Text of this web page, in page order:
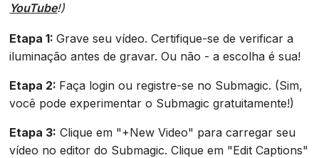
YouTube!)‍
Etapa 1:Grave seu vídeo. Certifique-se de verificar a
iluminação antes de gravar. Ou não - a escolha é sua!
Etapa 2: Faça login ou registre-se no Submagic. (Sim,
você pode experimentar o Submagic gratuitamente!)
Etapa 3: Clique em "+New Video" para carregar seu
vídeo no editor do Submagic. Clique em "Edit Captions"